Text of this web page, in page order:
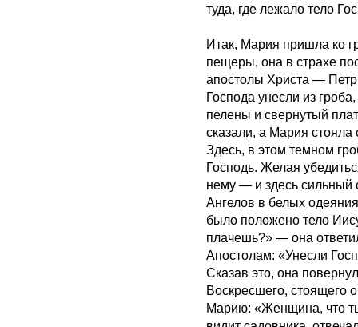
туда, где лежало тело
Итак, Мария пришла ко
пещеры, она в страхе
апостолы Христа —
Господа унесли из
пелены и свернутый
сказали, а Мария
Здесь, в этом темном
Господь. Желая
нему — и здесь сильный
Ангелов в белых
было положено тело
плачешь?» — она
Апостолам: «Унесли
Сказав это, она
Воскресшего, стоящего
Марию: «Женщина, что